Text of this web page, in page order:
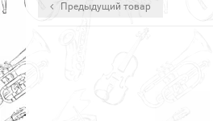
Предыдущий товар